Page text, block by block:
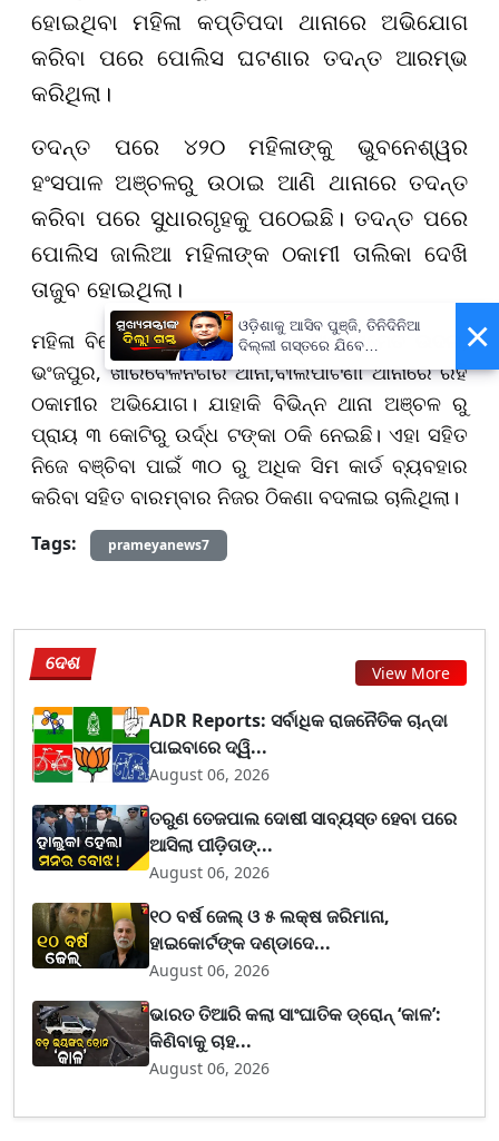
ହୋଇଥିବା ମହିଳା କପ୍ତିପଦା ଥାନାରେ ଅଭିଯୋଗ
କରିବା ପରେ ପୋଲିସ ଘଟଣାର ତଦନ୍ତ ଆରମ୍ଭ
କରିଥିଲା।
ତଦନ୍ତ ପରେ ୪୨୦ ମହିଳାଙ୍କୁ ଭୁବନେଶ୍ୱର
ହଂସପାଳ ଅଞ୍ଚଳରୁ ଉଠାଇ ଆଣି ଥାନାରେ ତଦନ୍ତ
କରିବା ପରେ ସୁଧାରଗୃହକୁ ପଠେଇଛି। ତଦନ୍ତ ପରେ
ପୋଲିସ ଜାଲିଆ ମହିଳାଙ୍କ ଠକାମୀ ତାଲିକା ଦେଖି
ତାଜୁବ ହୋଇଥିଲା।
ମହିଳା ବିନୋଦିନୀ ନାୟକ କପ୍ତିପଦା ଥାନା ସମେତ ଉଦଳା,
ଭଂଜପୁର, ଖାରବେଳନଗର ଥାନା,ବାଲିପାଟଣା ଥାନାରେ ରହି
ଠକାମୀର ଅଭିଯୋଗ। ଯାହାକି ବିଭିନ୍ନ ଥାନା ଅଞ୍ଚଳ ରୁ
ପ୍ରାୟ ୩ କୋଟିରୁ ଉର୍ଦ୍ଧ ଟଙ୍କା ଠକି ନେଇଛି। ଏହା ସହିତ
ନିଜେ ବଞ୍ଚିବା ପାଇଁ ୩୦ ରୁ ଅଧିକ ସିମ କାର୍ଡ ବ୍ୟବହାର
କରିବା ସହିତ ବାରମ୍ବାର ନିଜର ଠିକଣା ବଦଳାଇ ଚାଲିଥିଲା।
Tags: prameyanews7
ଦେଶ View More
ADR Reports: ସର୍ବାଧିକ ରାଜନୈତିକ ଚାନ୍ଦା
ପାଇବାରେ ଦ୍ୱି...
August 06, 2026
ତରୁଣ ତେଜପାଲ ଦୋଷୀ ସାବ୍ୟସ୍ତ ହେବା ପରେ
ଆସିଲା ପୀଡ଼ିତାଙ୍...
August 06, 2026
୧୦ ବର୍ଷ ଜେଲ୍ ଓ ୫ ଲକ୍ଷ ଜରିମାନା,
ହାଇକୋର୍ଟଙ୍କ ଦଣ୍ଡାଦେ...
August 06, 2026
ଭାରତ ତିଆରି କଲା ସାଂଘାତିକ ଡ୍ରୋନ୍ ‘କାଳ’:
କିଣିବାକୁ ଚାହ...
August 06, 2026
×
ଓଡ଼ିଶାକୁ ଆସିବ ପୁଞ୍ଜି, ତିନିଦିନିଆ
ଦିଲ୍ଲୀ ଗସ୍ତରେ ଯିବେ